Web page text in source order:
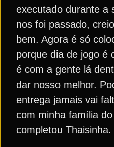
executado durante a
nos foi passado,
bem. Agora é só
porque dia de jogo é
é com a gente lá
dar nosso melhor.
entrega jamais vai
com minha família
completou Thaisinha.